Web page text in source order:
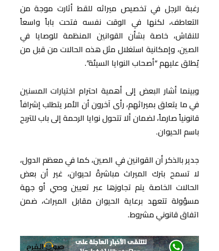
رغبة الرجل في تخصيص ميراثه للقط أثارت موجة من
التعاطف، لكنها في الوقت نفسه فتحت باباً واسعاً
للنقاش، خاصة بشأن القوانين المنظمة للوصايا في
الصين، وإمكانية استغلال مثل هذه الحالات من قبل من
يُطلق عليهم “أصحاب النوايا السيئة”.
وبينما أشار البعض إلى أهمية احترام اختيارات المسنين
في ما يتعلق بميراثهم، رأى آخرون أن الأمر يتطلب إشرافاً
قانونياً صارماً، لضمان ألا تتحول نوايا الرحمة إلى باب للتربح
باسم الحيوان.
جدير بالذكر أن القوانين في الصين، كما في معظم الدول،
لا تسمح بترك الميراث مباشرةً لحيوان، غير أن بعض
الحالات الخاصة يتم تجاوزها عبر تعيين وصي أو جهة
مسؤولة تتعهد برعاية الحيوان مقابل الميراث، ضمن
اتفاق قانوني مشروط.